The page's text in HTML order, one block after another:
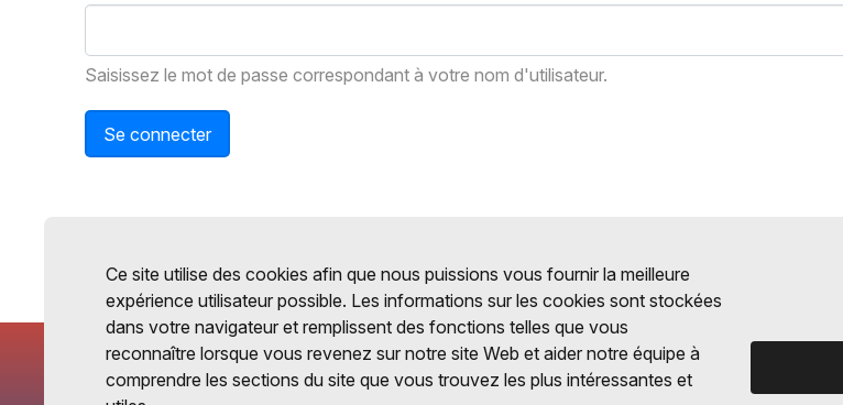
Saisissez le mot de passe correspondant à votre nom d'utilisateur.
Se connecter
Ce site utilise des cookies afin que nous puissions vous fournir la meilleure
expérience utilisateur possible. Les informations sur les cookies sont stockées
dans votre navigateur et remplissent des fonctions telles que vous
reconnaître lorsque vous revenez sur notre site Web et aider notre équipe à
comprendre les sections du site que vous trouvez les plus intéressantes et